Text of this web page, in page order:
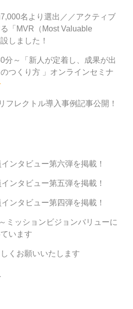
名より選出／／アクティブ
「MVR（Most Valuable
しました！
分～「新人が定着し、成果が出
つくり方 」オンラインセミナ
レクトル導入事例記事公開！
ンタビュー第六弾を掲載！
ンタビュー第五弾を掲載！
ンタビュー第四弾を掲載！
ミッションビジョンバリューに
います
くお願いいたします